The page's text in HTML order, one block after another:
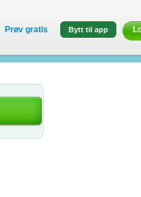
Prøv gratis Bytt til app